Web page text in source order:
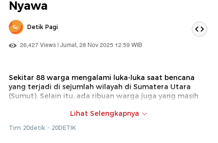
Nyawa
Detik Pagi
26,427 Views | Jumat, 28 Nov 2025 12:59 WIB
Sekitar 88 warga mengalami luka-luka saat bencana
yang terjadi di sejumlah wilayah di Sumatera Utara
(Sumut). Selain itu, ada ribuan warga juga yang masih
data sementara, ada 34 korban tewas saat bencana
alam yang terjadi di beberapa wilayah di Sumut. Korban
jiwa paling banyak terjadi di Kabupaten Tapanuli
Lihat Selengkapnya
Tim 20detik - 20DETIK